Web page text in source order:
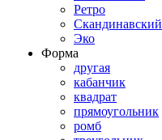
Ретро
Скандинавский
Эко
Форма
другая
кабанчик
квадрат
прямоугольник
ромб